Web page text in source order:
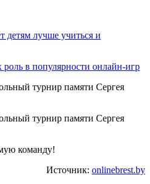
детям лучше учиться и
в популярности онлайн-игр
команду!
Источник: onlinebrest.by